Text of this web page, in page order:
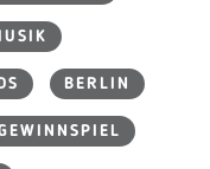
BERLIN